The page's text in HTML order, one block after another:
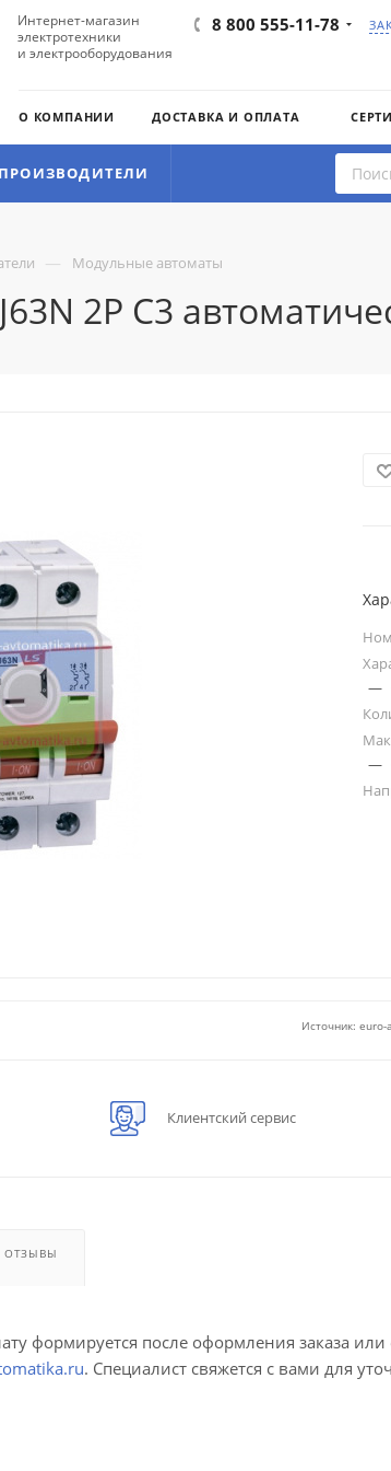
Интернет-магазин
электротехники
и электрооборудования
8 800 555-11-78
О КОМПАНИИ ДОСТАВКА И ОПЛАТА
ПРОИЗВОДИТЕЛИ
— Модульные автоматы
2P C3
—
—
Источник:
Клиентский сервис
ОТЗЫВЫ
формируется после оформления заказа
. Специалист свяжется с вами для